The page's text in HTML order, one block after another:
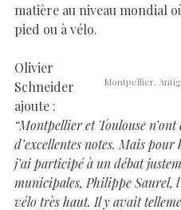
matière au niveau mondial
pied ou à vélo.
Montpellier,
Olivier
Schneider
ajoute :
“Montpellier et Toulouse
d’excellentes notes. Mais
j’ai participé à un débat
municipales, Philippe Saurel,
vélo très haut. Il y avait